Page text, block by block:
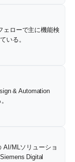
ェローで主に機能検
いる。
& Automation
AI/MLソリューショ
Digital